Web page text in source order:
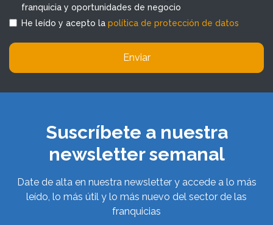
franquicia y oportunidades de negocio
He leído y acepto la política de protección de datos
Enviar
Suscríbete a nuestra
newsletter semanal
Date de alta en nuestra newsletter y accede a lo más
leído, lo más útil y lo más nuevo del sector de las
franquicias